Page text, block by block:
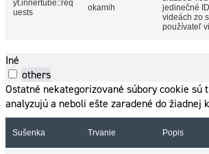
yt.innertube::req
uests
okamih
jedinečné
videách zo
používateľ
Iné
others
Ostatné nekategorizované súbory cookie sú
analyzujú a neboli ešte zaradené do žiadnej
Sušenka Trvanie Popis